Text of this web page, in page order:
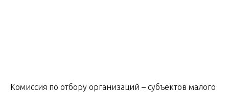
Комиссия по отбору организаций – субъектов малого